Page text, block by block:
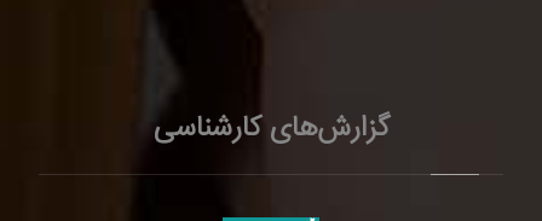
گزارش‌های کارشناسی